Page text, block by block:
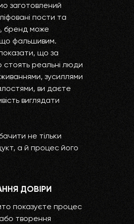
ДОВІРИ
показуєте процес
творення
заготовлений
пости та
бренд може
фальшивим.
що за
реальні люди
зусиллями
ви даєте
виглядати
не тільки
а й процес його